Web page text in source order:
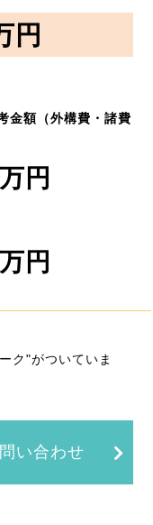
ク"がついていま
円
金額（外構費・諸費
円
円
い合わせ